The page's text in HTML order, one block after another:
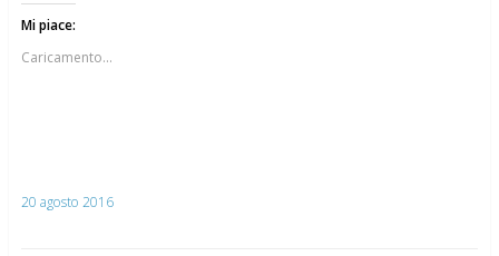
Mi piace:
Caricamento...
20 agosto 2016